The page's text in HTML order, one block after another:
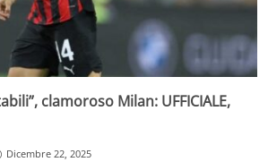
clamoroso Milan: UFFICIALE,
Dicembre 22, 2025